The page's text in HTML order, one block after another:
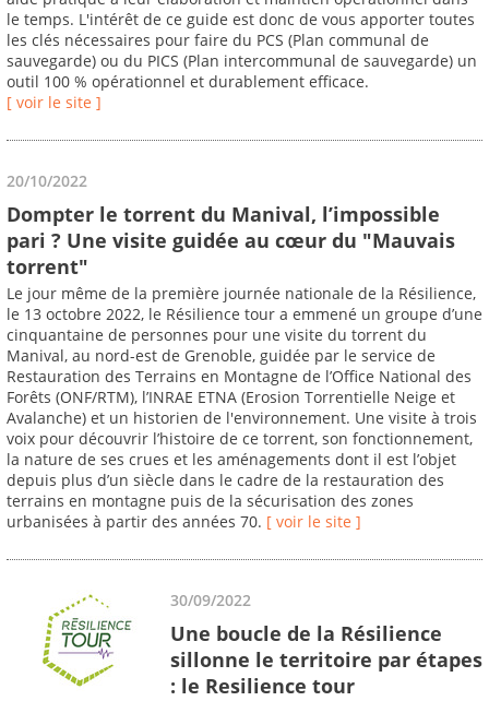
le temps. L'intérêt de ce guide est donc de vous apporter toutes
les clés nécessaires pour faire du PCS (Plan communal de
sauvegarde) ou du PICS (Plan intercommunal de sauvegarde) un
outil 100 % opérationnel et durablement efficace.
[ voir le site ]
20/10/2022
Dompter le torrent du Manival, l’impossible
pari ? Une visite guidée au cœur du "Mauvais
torrent"
Le jour même de la première journée nationale de la Résilience,
le 13 octobre 2022, le Résilience tour a emmené un groupe d’une
cinquantaine de personnes pour une visite du torrent du
Manival, au nord-est de Grenoble, guidée par le service de
Restauration des Terrains en Montagne de l’Office National des
Forêts (ONF/RTM), l’INRAE ETNA (Erosion Torrentielle Neige et
Avalanche) et un historien de l'environnement. Une visite à trois
voix pour découvrir l’histoire de ce torrent, son fonctionnement,
la nature de ses crues et les aménagements dont il est l’objet
depuis plus d’un siècle dans le cadre de la restauration des
terrains en montagne puis de la sécurisation des zones
urbanisées à partir des années 70. [ voir le site ]
30/09/2022
Une boucle de la Résilience
sillonne le territoire par étapes
: le Resilience tour